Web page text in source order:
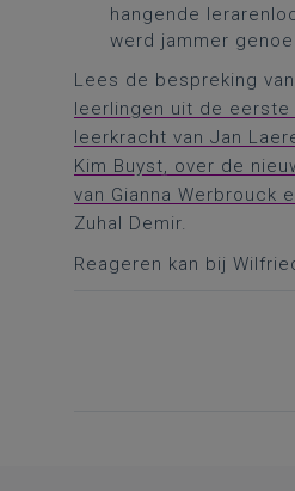
hangende
werd jammer
Lees de bespreking
leerlingen uit de
leerkracht van Jan
Kim Buyst, over de
van Gianna Werbrouck
Zuhal Demir.
Reageren kan bij